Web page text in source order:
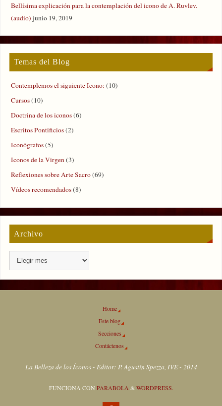
Bellísima explicación para la contemplación del icono de A. Ruvlev.
(audio) junio 19, 2019
Temas del Blog
Contemplemos el siguiente Icono: (10)
Cursos(10)
Doctrina de los iconos(6)
Escritos Pontificios(2)
Iconógrafos(5)
Iconos de la Virgen(3)
Reflexiones sobre Arte Sacro(69)
Vídeos recomendados(8)
Archivo
Home
Este blog
Secciones
Contáctenos
La Belleza de los Íconos - Editor: P. Agustín Spezza, IVE - 2014
FUNCIONA CON PARABOLA & WORDPRESS.